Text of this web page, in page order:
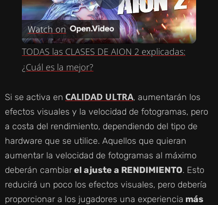
P
L
Y
V
I
D
Watch on
TODAS las CLASES DE AION 2 explicadas:
¿Cuál es la mejor?
Si se activa en CALIDAD ULTRA, aumentarán los
efectos visuales y la velocidad de fotogramas, pero
a costa del rendimiento, dependiendo del tipo de
hardware que se utilice. Aquellos que quieran
aumentar la velocidad de fotogramas al máximo
deberán cambiarel ajuste a RENDIMIENTO. Esto
reducirá un poco los efectos visuales, pero debería
proporcionar a los jugadores una experiencia más